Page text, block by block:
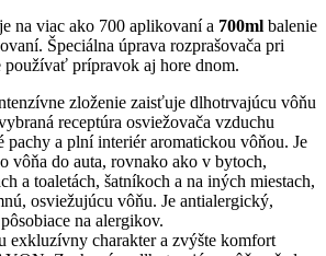
na viac ako 700 aplikovaní a 700ml balenie
Špeciálna úprava rozprašovača pri
prípravok aj hore dnom.
zloženie zaisťuje dlhotrvajúcu vôňu
receptúra ​​osviežovača vzduchu
pachy a plní interiér aromatickou vôňou. Je
vôňa do auta, rovnako ako v bytoch,
a toaletách, šatníkoch a na iných miestach,
osviežujúcu vôňu. Je antialergický,
na alergikov.
exkluzívny charakter a zvýšte komfort